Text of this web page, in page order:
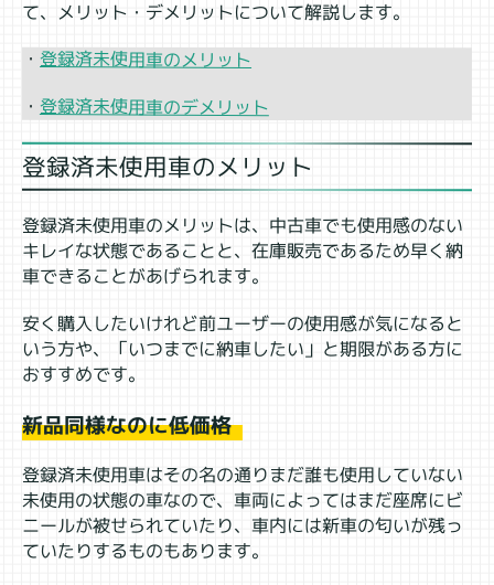
て、メリット・デメリットについて解説します。
・登録済未使用車のメリット
・ 登録済未使用車のデメリット
登録済未使用車のメリット
登録済未使用車のメリットは、中古車でも使用感のない
キレイな状態であることと、在庫販売であるため早く納
車できることがあげられます。
安く購入したいけれど前ユーザーの使用感が気になると
いう方や、「いつまでに納車したい」と期限がある方に
おすすめです。
新品同様なのに低価格
登録済未使用車はその名の通りまだ誰も使用していない
未使用の状態の車なので、車両によってはまだ座席にビ
ニールが被せられていたり、車内には新車の匂いが残っ
ていたりするものもあります。